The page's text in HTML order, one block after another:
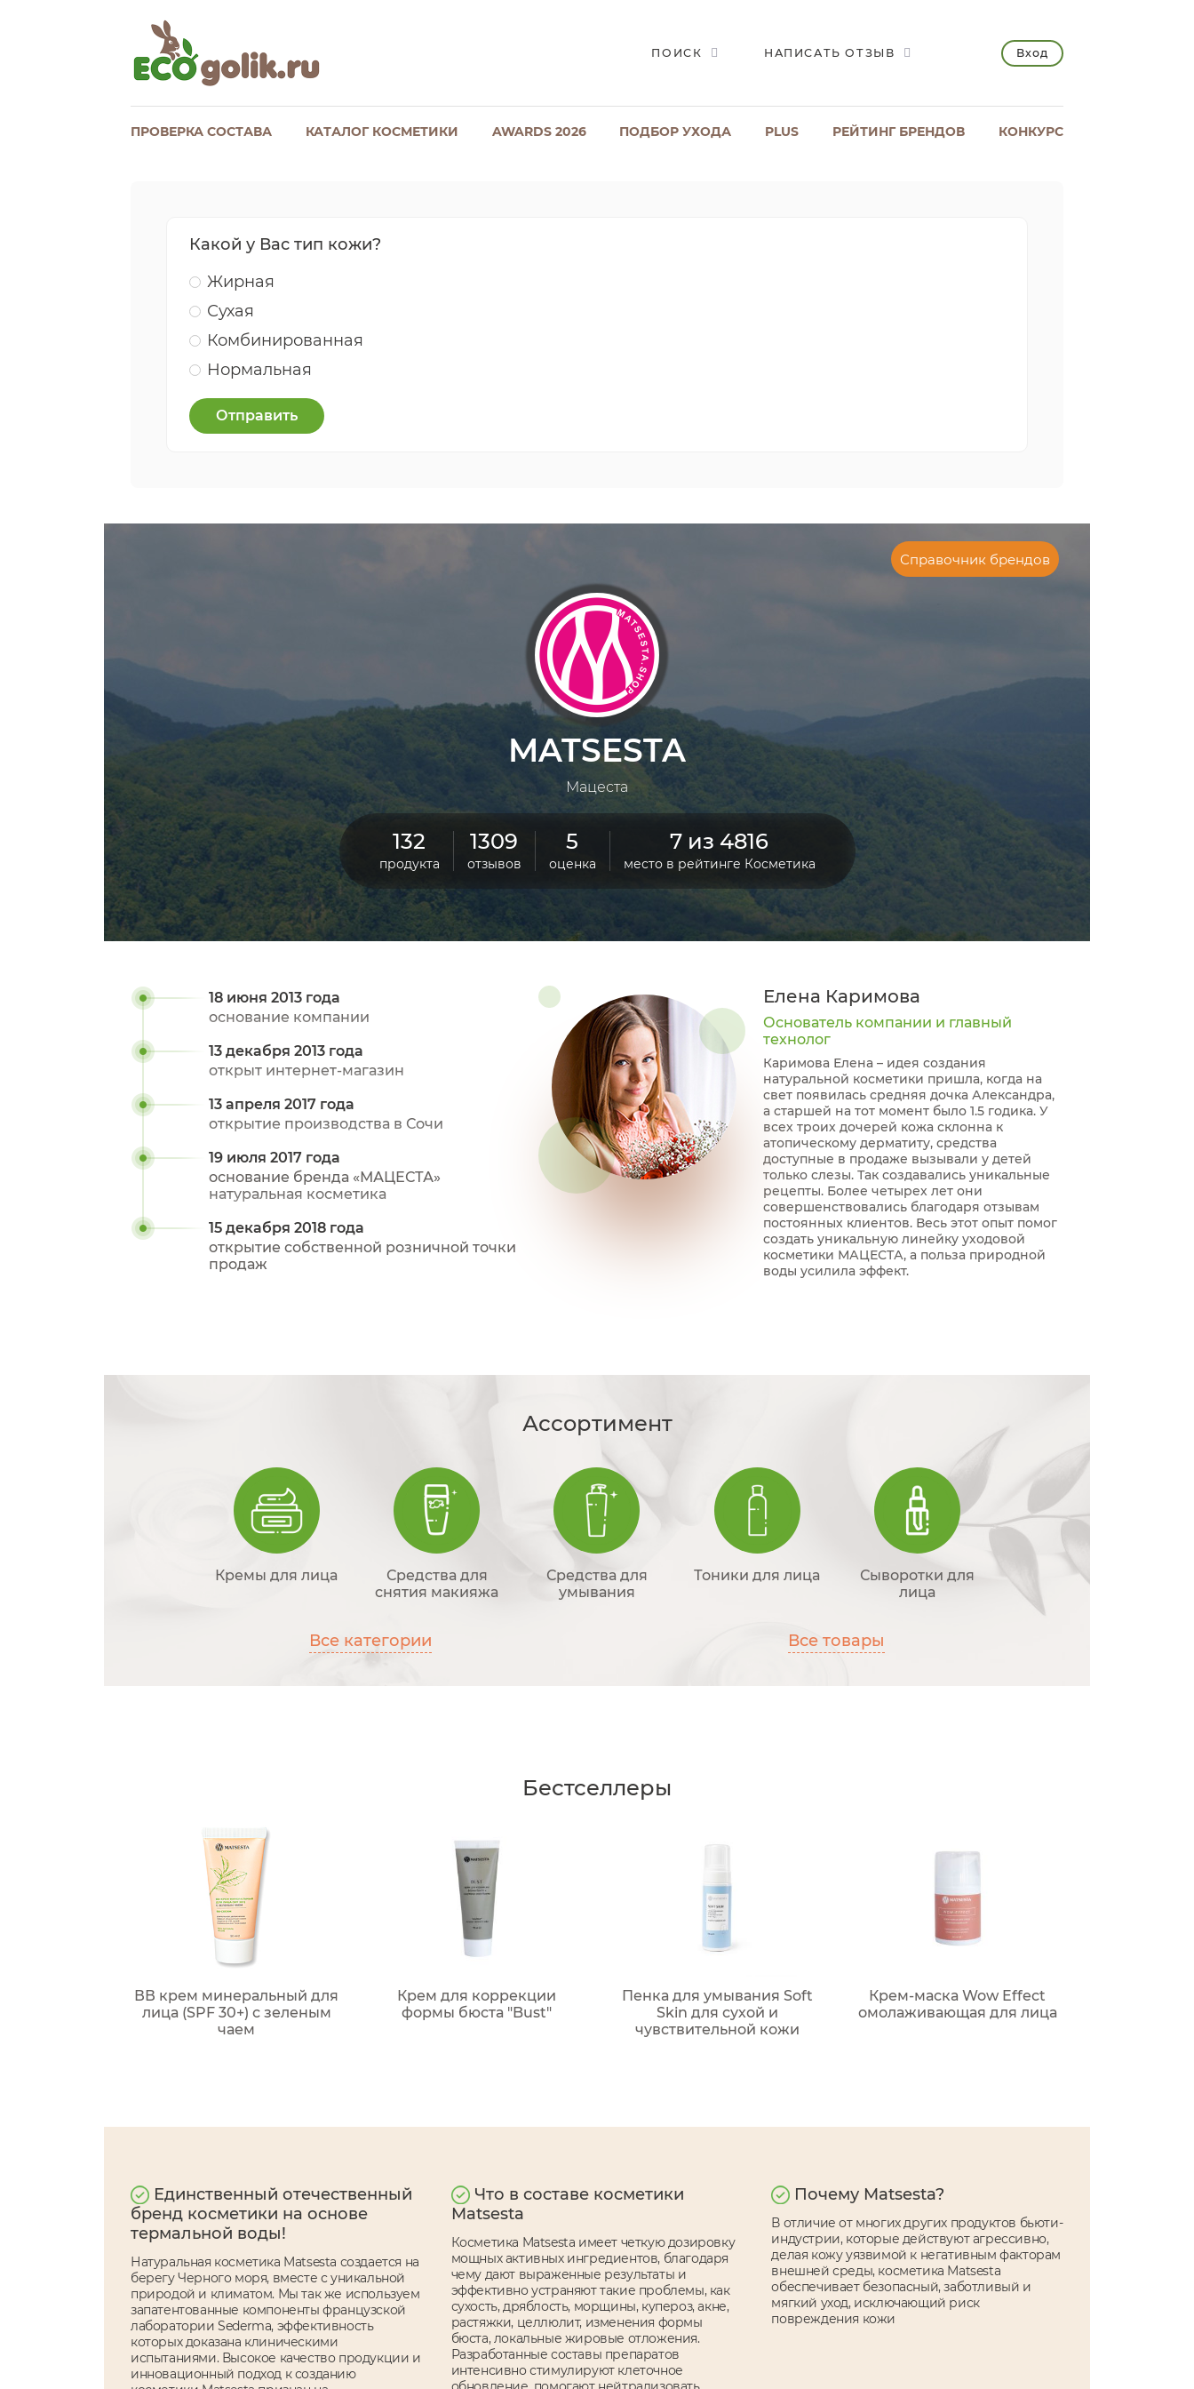
ПОИСК НАПИСАТЬ ОТЗЫВ Вход
ПРОВЕРКА СОСТАВА КАТАЛОГ КОСМЕТИКИ AWARDS 2026 ПОДБОР УХОДА PLUS РЕЙТИНГ БРЕНДОВ КОНКУРС
Какой у Вас тип кожи?
Жирная
Сухая
Комбинированная
Нормальная
Отправить
Справочник брендов
MATSESTA
Мацеста
132
продукта
1309
отзывов
5
оценка
7 из 4816
место в рейтинге Косметика
18 июня 2013 года
основание компании
13 декабря 2013 года
открыт интернет-магазин
13 апреля 2017 года
открытие производства в Сочи
19 июля 2017 года
основание бренда «МАЦЕСТА»
натуральная косметика
15 декабря 2018 года
открытие собственной розничной точки
продаж
Елена Каримова
Основатель компании и главный
технолог
Каримова Елена – идея создания
натуральной косметики пришла, когда на
свет появилась средняя дочка Александра,
а старшей на тот момент было 1.5 годика. У
всех троих дочерей кожа склонна к
атопическому дерматиту, средства
доступные в продаже вызывали у детей
только слезы. Так создавались уникальные
рецепты. Более четырех лет они
совершенствовались благодаря отзывам
постоянных клиентов. Весь этот опыт помог
создать уникальную линейку уходовой
косметики МАЦЕСТА, а польза природной
воды усилила эффект.
Ассортимент
Кремы для лица
Средства для
снятия макияжа
Средства для
умывания
Тоники для лица
Сыворотки для
лица
Все категории Все товары
Бестселлеры
ВВ крем минеральный для
лица (SPF 30+) с зеленым
чаем
Крем для коррекции
формы бюста "Bust"
Пенка для умывания Soft
Skin для сухой и
чувствительной кожи
Крем-маска Wow Effect
омолаживающая для лица
Единственный отечественный
бренд косметики на основе
термальной воды!
Натуральная косметика Matsesta создается на
берегу Черного моря, вместе с уникальной
природой и климатом. Мы так же используем
запатентованные компоненты французской
лаборатории Sederma, эффективность
которых доказана клиническими
испытаниями. Высокое качество продукции и
инновационный подход к созданию
Что в составе косметики
Matsesta
Косметика Matsesta имеет четкую дозировку
мощных активных ингредиентов, благодаря
чему дают выраженные результаты и
эффективно устраняют такие проблемы, как
сухость, дряблость, морщины, купероз, акне,
растяжки, целлюлит, изменения формы
бюста, локальные жировые отложения.
Разработанные составы препаратов
интенсивно стимулируют клеточное
Почему Matsesta?
В отличие от многих других продуктов бьюти-
индустрии, которые действуют агрессивно,
делая кожу уязвимой к негативным факторам
внешней среды, косметика Matsesta
обеспечивает безопасный, заботливый и
мягкий уход, исключающий риск
повреждения кожи